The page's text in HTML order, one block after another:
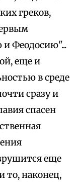
греков,
Феодосию"...
еще и
в среде
сразу и
спасен
еще
то, наконец,